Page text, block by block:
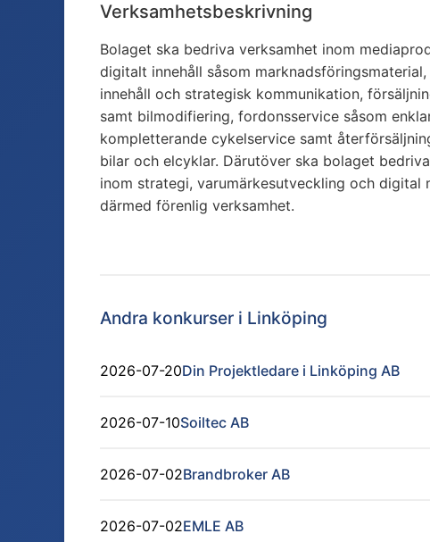
Verksamhetsbeskrivning
Bolaget ska bedriva verksamhet inom
digitalt innehåll såsom
innehåll och strategisk kommunikation,
samt bilmodifiering, fordonsservice såsom
kompletterande cykelservice samt
bilar och elcyklar. Därutöver ska bolaget
inom strategi, varumärkesutveckling och digital
därmed förenlig verksamhet.
Andra konkurser i Linköping
2026-07-20Din Projektledare i Linköping AB
2026-07-10Soiltec AB
2026-07-02Brandbroker AB
2026-07-02EMLE AB